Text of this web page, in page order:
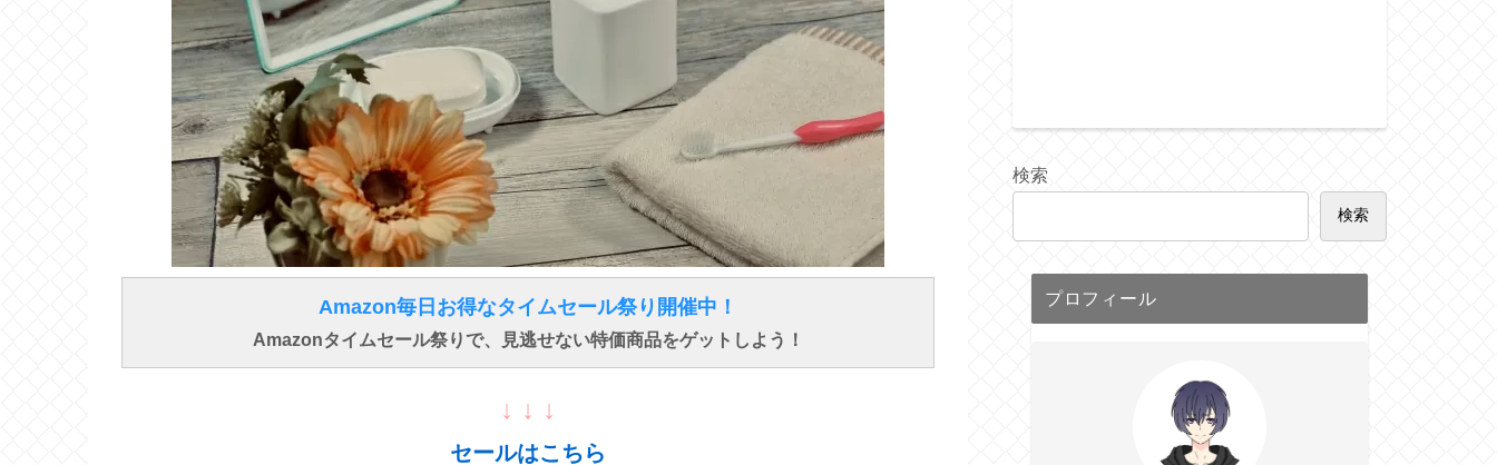
Amazon毎日お得なタイムセール祭り開催中！
Amazonタイムセール祭りで、見逃せない特価商品をゲットしよう！
↓ ↓ ↓
セールはこちら
検索
検索
プロフィール